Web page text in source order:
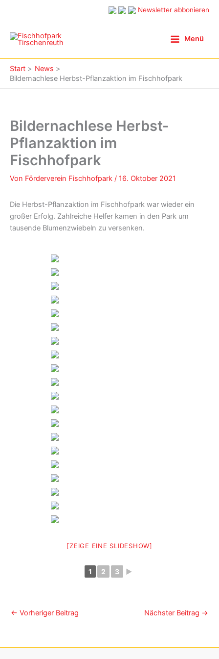
Newsletter abbonieren
Menü
Start
News
Bildernachlese Herbst-Pflanzaktion im Fischhofpark
Bildernachlese Herbst-
Pflanzaktion im
Fischhofpark
Von Förderverein Fischhofpark / 16. Oktober 2021
Die Herbst-Pflanzaktion im Fischhofpark war wieder ein
großer Erfolg. Zahlreiche Helfer kamen in den Park um
tausende Blumenzwiebeln zu versenken.
[ZEIGE EINE SLIDESHOW]
1 2 3 ►
← Vorheriger Beitrag Nächster Beitrag →